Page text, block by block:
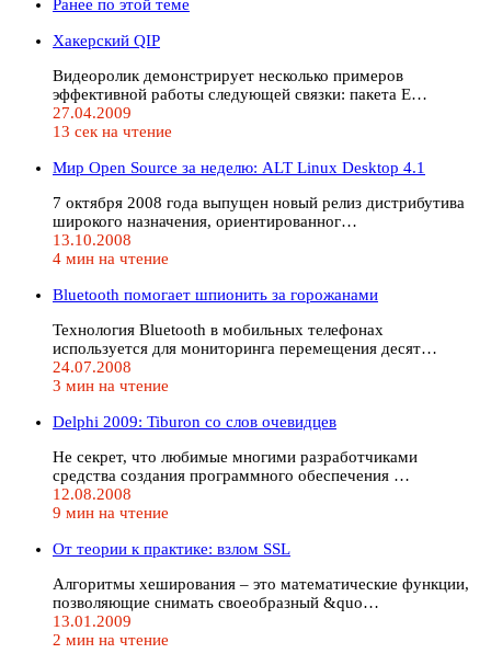
Ранее по этой теме
Хакерский QIP
Видеоролик демонстрирует несколько примеров
эффективной работы следующей связки: пакета E…
27.04.2009
13 сек на чтение
Мир Open Source за неделю: ALT Linux Desktop 4.1
7 октября 2008 года выпущен новый релиз дистрибутива
широкого назначения, ориентированног…
13.10.2008
4 мин на чтение
Bluetooth помогает шпионить за горожанами
Технология Bluetooth в мобильных телефонах
используется для мониторинга перемещения десят…
24.07.2008
3 мин на чтение
Delphi 2009: Tiburon со слов очевидцев
Не секрет, что любимые многими разработчиками
средства создания программного обеспечения …
12.08.2008
9 мин на чтение
От теории к практике: взлом SSL
Алгоритмы хеширования – это математические функции,
позволяющие снимать своеобразный &quo…
13.01.2009
2 мин на чтение